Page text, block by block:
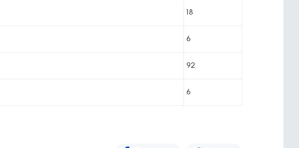
18
6
92
6